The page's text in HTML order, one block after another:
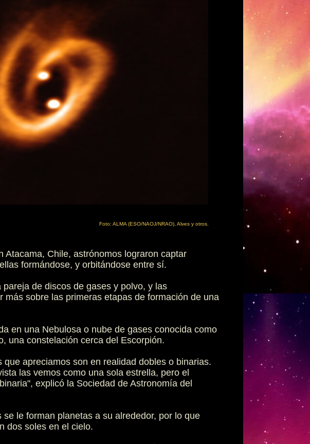
Foto: ALMA (ESO/NAOJ/NRAO), Alves y otros.
Atacama, Chile, astrónomos lograron captar
formándose, y orbitándose entre sí.
de discos de gases y polvo, y las
más sobre las primeras etapas de formación de una
en una Nebulosa o nube de gases conocida como
una constelación cerca del Escorpión.
apreciamos son en realidad dobles o binarias.
las vemos como una sola estrella, pero el
explicó la Sociedad de Astronomía del
le forman planetas a su alrededor, por lo que
dos soles en el cielo.